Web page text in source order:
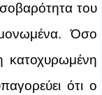
του
Όσο
κατοχυρωμένη
ότι ο